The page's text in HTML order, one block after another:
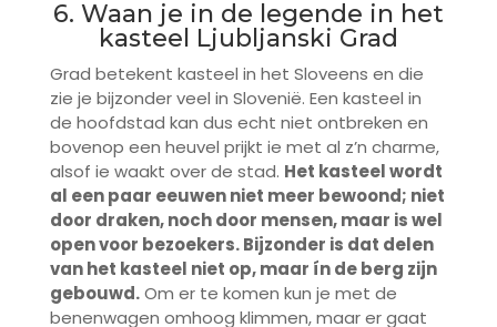
6. Waan je in de legende in het
kasteel Ljubljanski Grad
Grad betekent kasteel in het Sloveens en die
zie je bijzonder veel in Slovenië. Een kasteel in
de hoofdstad kan dus echt niet ontbreken en
bovenop een heuvel prijkt ie met al z’n charme,
alsof ie waakt over de stad. Het kasteel wordt
al een paar eeuwen niet meer bewoond; niet
door draken, noch door mensen, maar is wel
open voor bezoekers. Bijzonder is dat delen
van het kasteel niet op, maar ín de berg zijn
gebouwd.Om er te komen kun je met de
benenwagen omhoog klimmen, maar er gaat